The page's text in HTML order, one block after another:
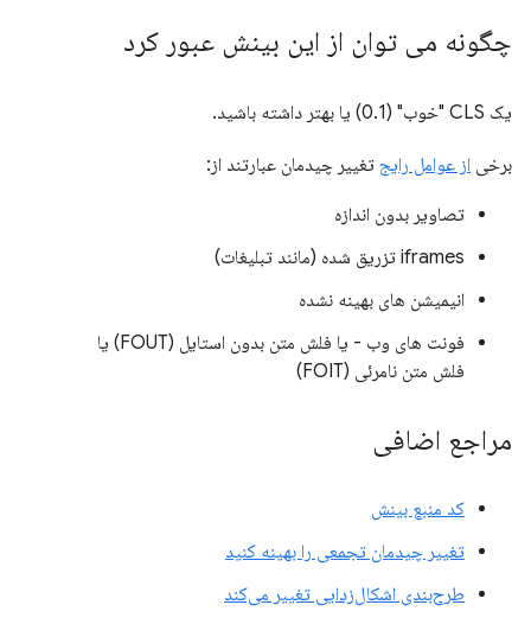
چگونه می توان از این بینش عبور کرد
یک CLS "خوب" (0.1) یا بهتر داشته باشید.
برخی از عوامل رایج تغییر چیدمان عبارتند از:
تصاویر بدون اندازه
iframes تزریق شده (مانند تبلیغات)
انیمیشن های بهینه نشده
فونت های وب - یا فلش متن بدون استایل (FOUT) یا
فلش متن نامرئی (FOIT)
مراجع اضافی
کد منبع بینش
تغییر چیدمان تجمعی را بهینه کنید
طرح‌بندی اشکال‌زدایی تغییر می‌کند